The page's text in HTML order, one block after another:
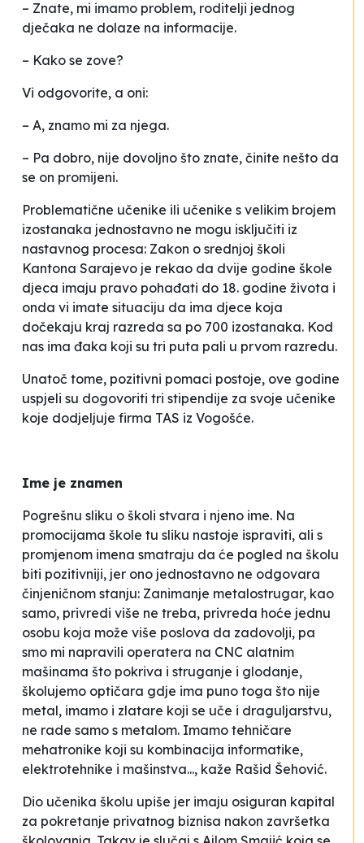
– Znate, mi imamo problem, roditelji jednog
dječaka ne dolaze na informacije.
– Kako se zove?
Vi odgovorite, a oni:
– A, znamo mi za njega.
– Pa dobro, nije dovoljno što znate, činite nešto da
se on promijeni.
Problematične učenike ili učenike s velikim brojem
izostanaka jednostavno ne mogu isključiti iz
nastavnog procesa: Zakon o srednjoj školi
Kantona Sarajevo je rekao da dvije godine škole
djeca imaju pravo pohađati do 18. godine života i
onda vi imate situaciju da ima djece koja
dočekaju kraj razreda sa po 700 izostanaka. Kod
nas ima đaka koji su tri puta pali u prvom razredu.
Unatoč tome, pozitivni pomaci postoje, ove godine
uspjeli su dogovoriti tri stipendije za svoje učenike
koje dodjeljuje firma TAS iz Vogošće.
Ime je znamen
Pogrešnu sliku o školi stvara i njeno ime. Na
promocijama škole tu sliku nastoje ispraviti, ali s
promjenom imena smatraju da će pogled na školu
biti pozitivniji, jer ono jednostavno ne odgovara
činjeničnom stanju: Zanimanje metalostrugar, kao
samo, privredi više ne treba, privreda hoće jednu
osobu koja može više poslova da zadovolji, pa
smo mi napravili operatera na CNC alatnim
mašinama što pokriva i struganje i glodanje,
školujemo optičara gdje ima puno toga što nije
metal, imamo i zlatare koji se uče i draguljarstvu,
ne rade samo s metalom. Imamo tehničare
mehatronike koji su kombinacija informatike,
elektrotehnike i mašinstva..., kaže Rašid Šehović.
Dio učenika školu upiše jer imaju osiguran kapital
za pokretanje privatnog biznisa nakon završetka